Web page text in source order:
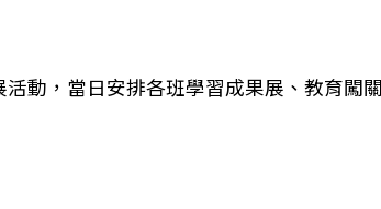
動，當日安排各班學習成果展、教育闖